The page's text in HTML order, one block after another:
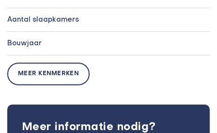
Aantal slaapkamers
Bouwjaar
MEER KENMERKEN
Meer informatie nodig?